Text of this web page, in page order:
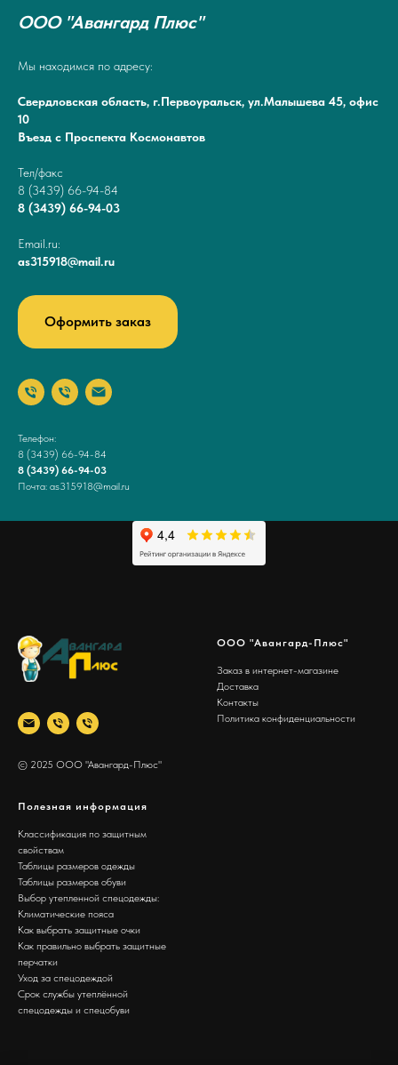
ООО "Авангард Плюс"
Мы находимся по адресу:
Свердловская область, г.Первоуральск, ул.Малышева 45, офис
10
Въезд с Проспекта Космонавтов
Тел/факс
8 (3439) 66-94-84
8 (3439) 66-94-03
Email.ru:
as315918@mail.ru
Оформить заказ
Телефон:
8 (3439) 66-94-84
8 (3439) 66-94-03
Почта: as315918@mail.ru
© 2025 ООО "Авангард-Плюс"
ООО "Авангард-Плюс"
Заказ в интернет-магазине
Доставка
Контакты
Политика конфиденциальности
Полезная информация
Классификация по защитным
свойствам
Таблицы размеров одежды
Таблицы размеров обуви
Выбор утепленной спецодежды:
Климатические пояса
Как выбрать защитные очки
Как правильно выбрать защитные
перчатки
Уход за спецодеждой
Срок службы утеплённой
спецодежды и спецобуви